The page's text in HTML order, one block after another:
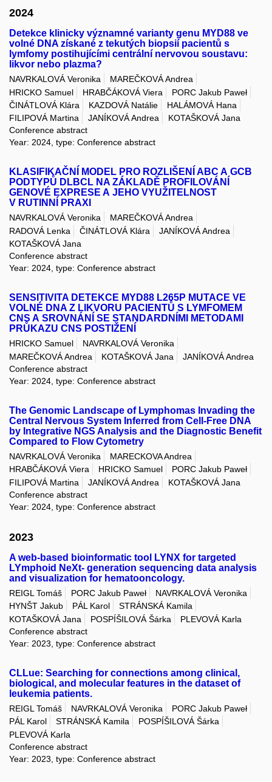
2024
Detekce klinicky významné varianty genu MYD88 ve
volné DNA získané z tekutých biopsií pacientů s
lymfomy postihujícími centrální nervovou soustavu:
likvor nebo plazma?
NAVRKALOVÁ Veronika
MAREČKOVÁ Andrea
HRICKO Samuel
HRABČÁKOVÁ Viera
PORC Jakub Paweł
ČINÁTLOVÁ Klára
KAZDOVÁ Natálie
HALÁMOVÁ Hana
FILIPOVÁ Martina
JANÍKOVÁ Andrea
KOTAŠKOVÁ Jana
Conference abstract
Year: 2024, type: Conference abstract
KLASIFIKAČNÍ MODEL PRO ROZLIŠENÍ ABC A GCB
PODTYPŮ DLBCL NA ZÁKLADĚ PROFILOVÁNÍ
GENOVÉ EXPRESE A JEHO VYUŽITELNOST
V RUTINNÍ PRAXI
NAVRKALOVÁ Veronika
MAREČKOVÁ Andrea
RADOVÁ Lenka
ČINÁTLOVÁ Klára
JANÍKOVÁ Andrea
KOTAŠKOVÁ Jana
Conference abstract
Year: 2024, type: Conference abstract
SENSITIVITA DETEKCE MYD88 L265P MUTACE VE
VOLNÉ DNA Z LIKVORU PACIENTŮ S LYMFOMEM
CNS A SROVNÁNÍ SE STANDARDNÍMI METODAMI
PRŮKAZU CNS POSTIŽENÍ
HRICKO Samuel
NAVRKALOVÁ Veronika
MAREČKOVÁ Andrea
KOTAŠKOVÁ Jana
JANÍKOVÁ Andrea
Conference abstract
Year: 2024, type: Conference abstract
The Genomic Landscape of Lymphomas Invading the
Central Nervous System Inferred from Cell-Free DNA
by Integrative NGS Analysis and the Diagnostic Benefit
Compared to Flow Cytometry
NAVRKALOVÁ Veronika
MARECKOVA Andrea
HRABČÁKOVÁ Viera
HRICKO Samuel
PORC Jakub Paweł
FILIPOVÁ Martina
JANÍKOVÁ Andrea
KOTAŠKOVÁ Jana
Conference abstract
Year: 2024, type: Conference abstract
2023
A web-based bioinformatic tool LYNX for targeted
LYmphoid NeXt- generation sequencing data analysis
and visualization for hematooncology.
REIGL Tomáš PORC Jakub Paweł
NAVRKALOVÁ Veronika
HYNŠT Jakub
PÁL Karol
STRÁNSKÁ Kamila
KOTAŠKOVÁ Jana
POSPÍŠILOVÁ Šárka
PLEVOVÁ Karla
Conference abstract
Year: 2023, type: Conference abstract
CLLue: Searching for connections among clinical,
biological, and molecular features in the dataset of
leukemia patients.
REIGL Tomáš NAVRKALOVÁ Veronika
PORC Jakub Paweł
PÁL Karol
STRÁNSKÁ Kamila
POSPÍŠILOVÁ Šárka
PLEVOVÁ Karla
Conference abstract
Year: 2023, type: Conference abstract